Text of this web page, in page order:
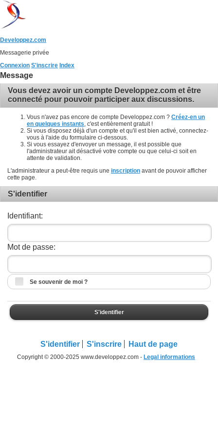
Developpez.com
Messagerie privée
Connexion S'inscrire Index
Message
Vous devez avoir un compte Developpez.com et être
connecté pour pouvoir participer aux discussions.
Vous n'avez pas encore de compte Developpez.com ? Créez-en un
en quelques instants , c'est entièrement gratuit !
Si vous disposez déjà d'un compte et qu'il est bien activé, connectez-
vous à l'aide du formulaire ci-dessous.
Si vous essayez d'envoyer un message, il est possible que
l'administrateur ait désactivé votre compte ou que celui-ci soit en
attente de validation.
L'administrateur a peut-être requis une inscription avant de pouvoir afficher
cette page.
S'identifier
Identifiant:
Mot de passe:
Se souvenir de moi ?
S'identifier
S'identifier S'inscrire Haut de page
Copyright © 2000-2025 www.developpez.com - Legal informations